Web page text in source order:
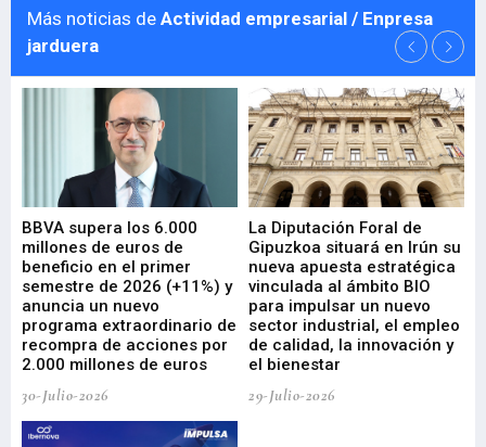
Más noticias de Actividad empresarial / Enpresa
jarduera
BBVA supera los 6.000
millones de euros de
beneficio en el primer
semestre de 2026 (+11%) y
anuncia un nuevo
programa extraordinario de
recompra de acciones por
2.000 millones de euros
30-Julio-2026
La Diputación Foral de
Gipuzkoa situará en Irún su
nueva apuesta estratégica
vinculada al ámbito BIO
para impulsar un nuevo
sector industrial, el empleo
de calidad, la innovación y
el bienestar
29-Julio-2026